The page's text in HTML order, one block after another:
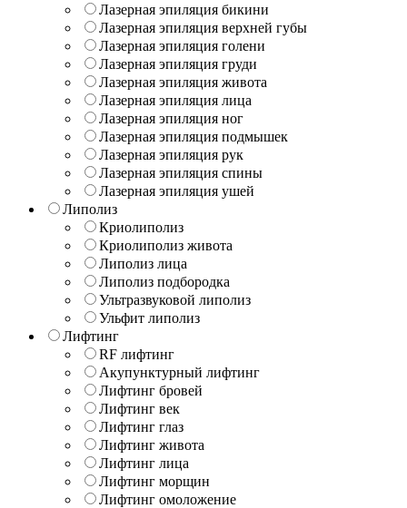
Лазерная эпиляция бикини
Лазерная эпиляция верхней губы
Лазерная эпиляция голени
Лазерная эпиляция груди
Лазерная эпиляция живота
Лазерная эпиляция лица
Лазерная эпиляция ног
Лазерная эпиляция подмышек
Лазерная эпиляция рук
Лазерная эпиляция спины
Лазерная эпиляция ушей
Липолиз
Криолиполиз
Криолиполиз живота
Липолиз лица
Липолиз подбородка
Ультразвуковой липолиз
Ульфит липолиз
Лифтинг
RF лифтинг
Акупунктурный лифтинг
Лифтинг бровей
Лифтинг век
Лифтинг глаз
Лифтинг живота
Лифтинг лица
Лифтинг морщин
Лифтинг омоложение